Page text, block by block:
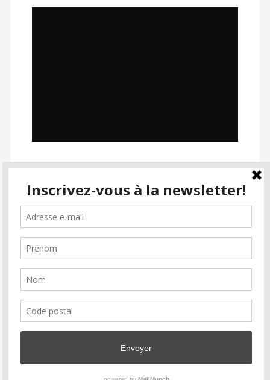
SUIVEZ PASSION CINÉMA
facebookinstagramemail-
alt2
Inscrivez-vous à la newsletter
Soutenez Passion Cinéma
Faire un don
Association
Partenaires